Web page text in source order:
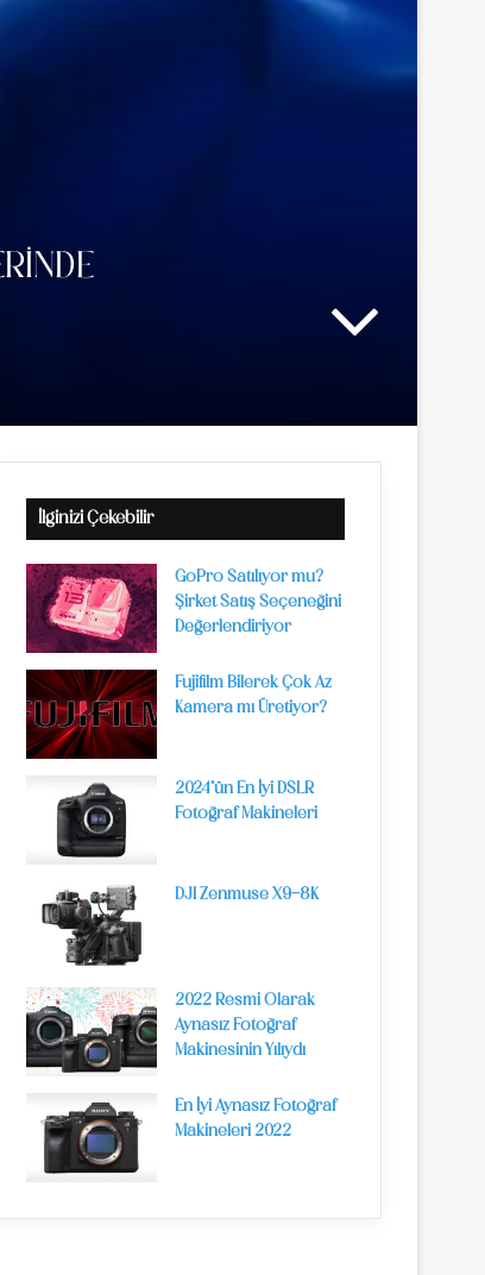
İlginizi Çekebilir
GoPro Satılıyor mu?
Şirket Satış Seçeneğini
Değerlendiriyor
Fujifilm Bilerek Çok Az
Kamera mı Üretiyor?
2024’ün En İyi DSLR
Fotoğraf Makineleri
DJI Zenmuse X9-8K
2022 Resmi Olarak
Aynasız Fotoğraf
Makinesinin Yılıydı
En İyi Aynasız Fotoğraf
Makineleri 2022